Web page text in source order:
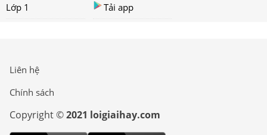
Lớp 1
Tải app
Liên hệ
Chính sách
Copyright ©2021 loigiaihay.com